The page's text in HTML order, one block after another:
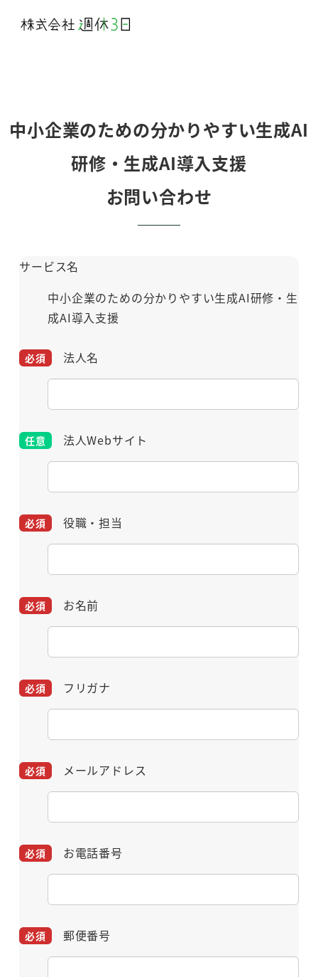
ン
中小企業のための分かりやすい生成AI
研修・生成AI導入支援
お問い合わせ
サービス名
中小企業のための分かりやすい生成AI研修・生
成AI導入支援
法人名
法人Webサイト
役職・担当
お名前
フリガナ
メールアドレス
お電話番号
郵便番号